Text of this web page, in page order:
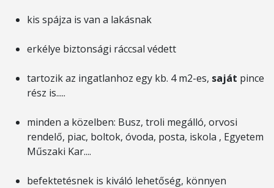
kis spájza is van a lakásnak
erkélye biztonsági ráccsal védett
tartozik az ingatlanhoz egy kb. 4 m2-es, saját pince
rész is.....
minden a közelben: Busz, troli megálló, orvosi
rendelő, piac, boltok, óvoda, posta, iskola , Egyetem
Műszaki Kar....
befektetésnek is kiváló lehetőség, könnyen